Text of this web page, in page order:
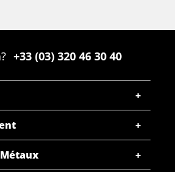
+33 (03) 320 46 30 40
Métaux